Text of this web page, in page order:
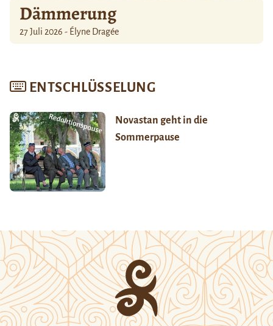
Dämmerung
27 Juli 2026 - Élyne Dragée
ENTSCHLÜSSELUNG
Novastan geht in die
Sommerpause